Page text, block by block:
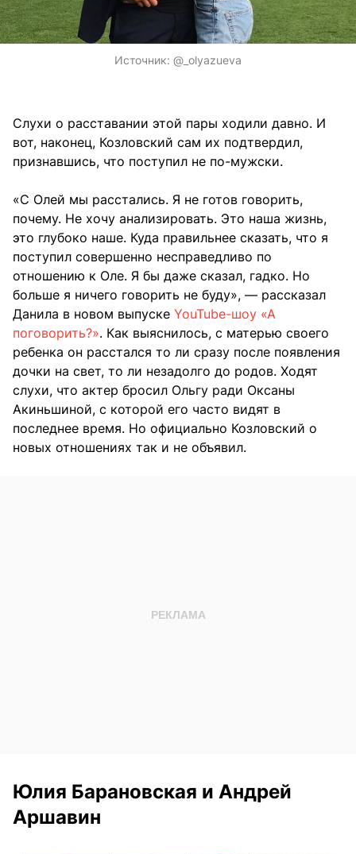
Источник: @_olyazueva
Слухи о расставании этой пары ходили давно. И
вот, наконец, Козловский сам их подтвердил,
признавшись, что поступил не по-мужски.
«С Олей мы расстались. Я не готов говорить,
почему. Не хочу анализировать. Это наша жизнь,
это глубоко наше. Куда правильнее сказать, что я
поступил совершенно несправедливо по
отношению к Оле. Я бы даже сказал, гадко. Но
больше я ничего говорить не буду», — рассказал
Данила в новом выпуске YouTube-шоу «А
поговорить?». Как выяснилось, с матерью своего
ребенка он расстался то ли сразу после появления
дочки на свет, то ли незадолго до родов. Ходят
слухи, что актер бросил Ольгу ради Оксаны
Акиньшиной, с которой его часто видят в
последнее время. Но официально Козловский о
новых отношениях так и не объявил.
Юлия Барановская и Андрей
Аршавин